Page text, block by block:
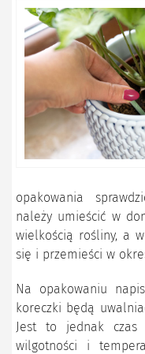
opakowania
należy umieścić w
wielkością rośliny, a
się i przemieści w
Na opakowaniu
koreczki będą
Jest to jednak czas
wilgotności i